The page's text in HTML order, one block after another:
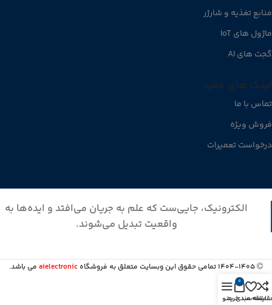
منابع تغذیه و شارژر
ماژول های IoT
گجت های AI
لینک های مفید
تماس با ما
فروش ویژه
درخواست تعمیرات
الکترونیک، جایی‌ست که علم به جریان می‌افتد و ایده‌ها به
واقعیت تبدیل می‌شوند.
1404-1405 تمامی حقوق این وبسایت متعلق به فروشگاه aielectronic می باشد.
علاقه مندی
0
سبد خریدمنو